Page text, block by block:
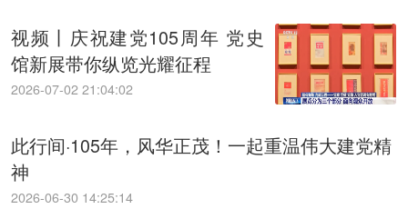
视频丨庆祝建党105周年 党史
馆新展带你纵览光耀征程
2026-07-02 21:04:02
此行间·105年，风华正茂！一起重温伟大建党精
神
2026-06-30 14:25:14